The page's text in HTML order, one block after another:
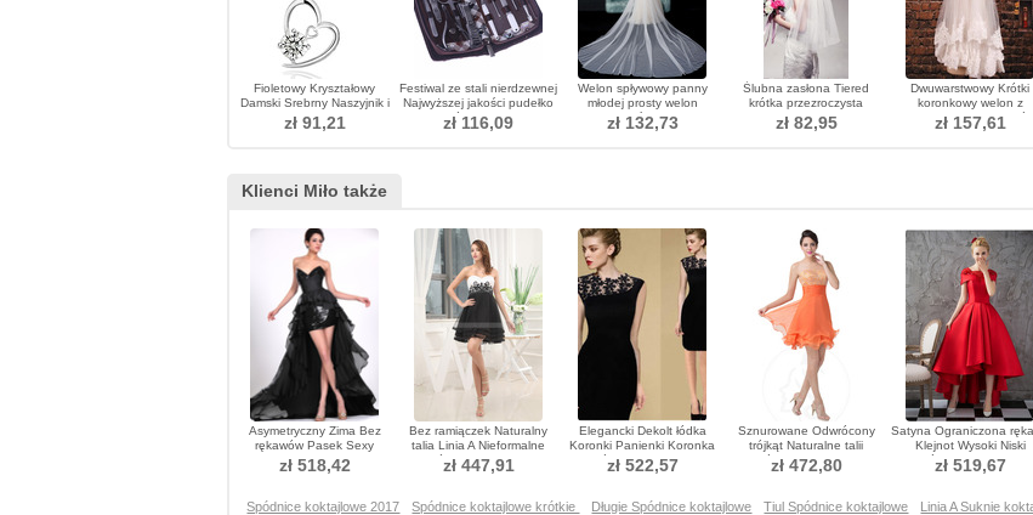
Fioletowy Kryształowy
Damski Srebrny Naszyjnik i
wisiorka
zł 91,21
Festiwal ze stali nierdzewnej
Najwyższej jakości pudełko
ze skóry PU Gift 10
piecesAdornment
zł 116,09
Welon spływowy panny
młodej prosty welon
fotografia ślubna długi
welon akcesoria ślubne
zł 132,73
Ślubna zasłona Tiered
krótka przezroczysta
tajemnicza Wiosna Glamour
zł 82,95
Dwuwarstwowy Krótki
koronkowy welon z
grzebieniem do włosów
Akcesoria ślubne Welon
zł 157,61
Klienci Miło także
Asymetryczny Zima Bez
rękawów Pasek Sexy
Sukienka koktajlowe
zł 518,42
Bez ramiączek Naturalny
talia Linia A Nieformalne
Spódnica koktajlowe
zł 447,91
Elegancki Dekolt łódka
Koronki Panienki Koronka
Spódnica koktajlowe
zł 522,57
Sznurowane Odwrócony
trójkąt Naturalne talii
Spódnica koktajlowe
zł 472,80
Satyna Ograniczona
Klejnot Wysoki Niski
Spódnica koktajlowe
zł 519,67
Spódnice koktajlowe 2017 Spódnice koktajlowe krótkie Długie Spódnice koktajlowe Tiul Spódnice koktajlowe Linia A Suknie